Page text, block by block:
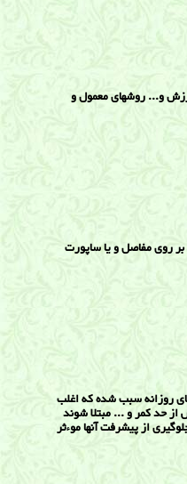
ورزش و... روشهای معمول و
روی مفاصل و یا ساپورت
روزانه سبب شده که اغلب
حد کمر و ... مبتلا شوند
از پیشرفت آنها موءثر